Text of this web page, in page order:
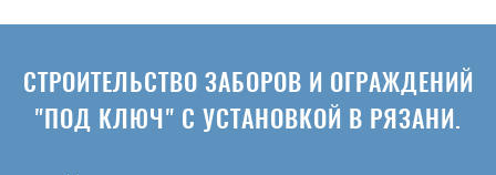
СТРОИТЕЛЬСТВО ЗАБОРОВ И ОГРАЖДЕНИЙ
"ПОД КЛЮЧ" С УСТАНОВКОЙ В РЯЗАНИ.